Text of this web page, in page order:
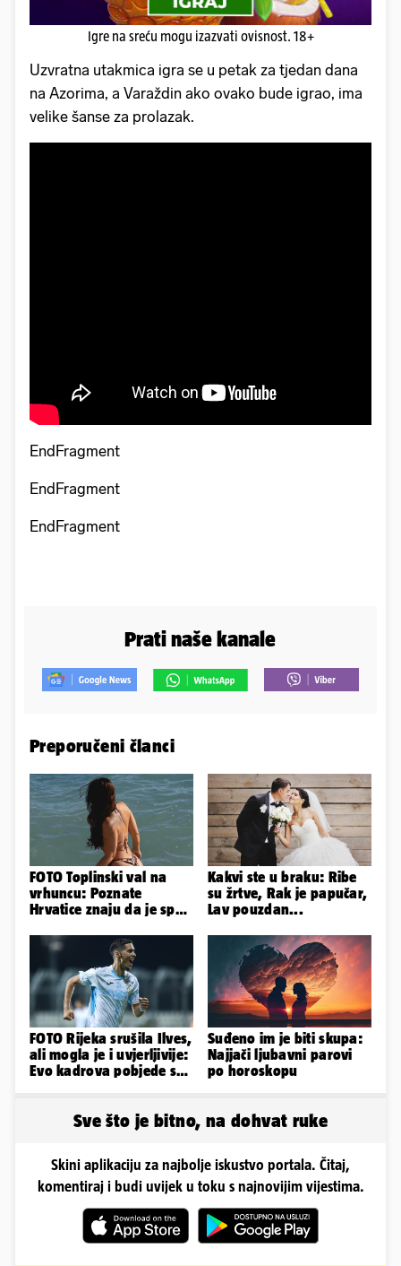
Igre na sreću mogu izazvati ovisnost. 18+
Uzvratna utakmica igra se u petak za tjedan dana
na Azorima, a Varaždin ako ovako bude igrao, ima
velike šanse za prolazak.
EndFragment
EndFragment
EndFragment
Prati naše kanale
Preporučeni članci
FOTO Toplinski val na
vrhuncu: Poznate
Hrvatice znaju da je spas
Kakvi ste u braku: Ribe
su žrtve, Rak je papučar,
Lav pouzdan...
FOTO Rijeka srušila Ilves,
ali mogla je i uvjerljivije:
Evo kadrova pobjede s
Suđeno im je biti skupa:
Najjači ljubavni parovi
po horoskopu
Sve što je bitno, na dohvat ruke
Skini aplikaciju za najbolje iskustvo portala. Čitaj,
komentiraj i budi uvijek u toku s najnovijim vijestima.